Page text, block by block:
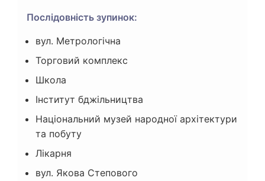
Послідовність зупинок:
вул. Метрологічна
Торговий комплекс
Школа
Інститут бджільництва
Національний музей народної архітектури
та побуту
Лікарня
вул. Якова Степового